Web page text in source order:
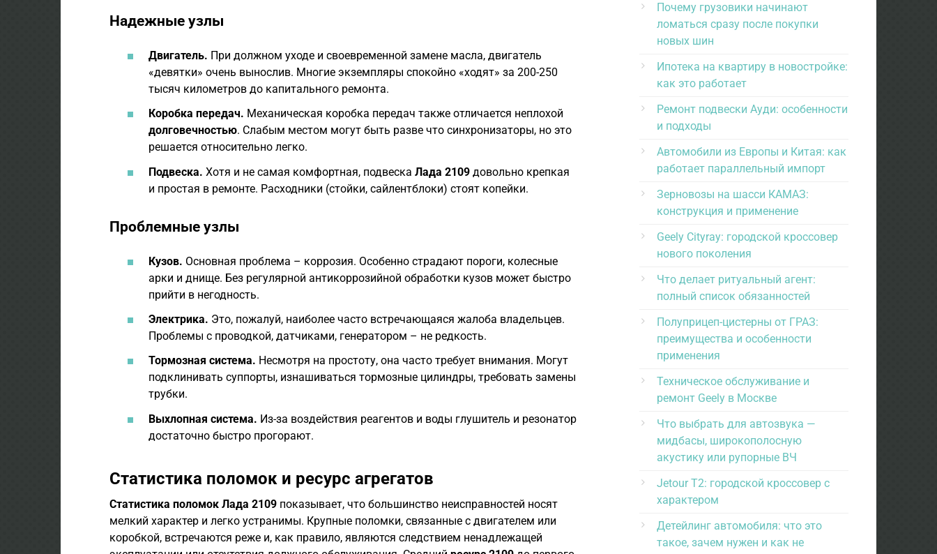
Надежные узлы
Двигатель. При должном уходе и своевременной замене масла, двигатель
«девятки» очень вынослив. Многие экземпляры спокойно «ходят» за 200-250
тысяч километров до капитального ремонта.
Коробка передач. Механическая коробка передач также отличается неплохой
долговечностью. Слабым местом могут быть разве что синхронизаторы, но это
решается относительно легко.
Подвеска. Хотя и не самая комфортная, подвеска Лада 2109 довольно крепкая
и простая в ремонте. Расходники (стойки, сайлентблоки) стоят копейки.
Проблемные узлы
Кузов. Основная проблема – коррозия. Особенно страдают пороги, колесные
арки и днище. Без регулярной антикоррозийной обработки кузов может быстро
прийти в негодность.
Электрика. Это, пожалуй, наиболее часто встречающаяся жалоба владельцев.
Проблемы с проводкой, датчиками, генератором – не редкость.
Тормозная система. Несмотря на простоту, она часто требует внимания. Могут
подклинивать суппорты, изнашиваться тормозные цилиндры, требовать замены
трубки.
Выхлопная система. Из-за воздействия реагентов и воды глушитель и резонатор
достаточно быстро прогорают.
Статистика поломок и ресурс агрегатов
Статистика поломок Лада 2109 показывает, что большинство неисправностей носят
мелкий характер и легко устранимы. Крупные поломки, связанные с двигателем или
коробкой, встречаются реже и, как правило, являются следствием ненадлежащей
Почему грузовики начинают
ломаться сразу после покупки
новых шин
Ипотека на квартиру в новостройке:
как это работает
Ремонт подвески Ауди: особенности
и подходы
Автомобили из Европы и Китая: как
работает параллельный импорт
Зерновозы на шасси КАМАЗ:
конструкция и применение
Geely Cityray: городской кроссовер
нового поколения
Что делает ритуальный агент:
полный список обязанностей
Полуприцеп-цистерны от ГРАЗ:
преимущества и особенности
применения
Техническое обслуживание и
ремонт Geely в Москве
Что выбрать для автозвука —
мидбасы, широкополосную
акустику или рупорные ВЧ
Jetour T2: городской кроссовер с
характером
Детейлинг автомобиля: что это
такое, зачем нужен и как не